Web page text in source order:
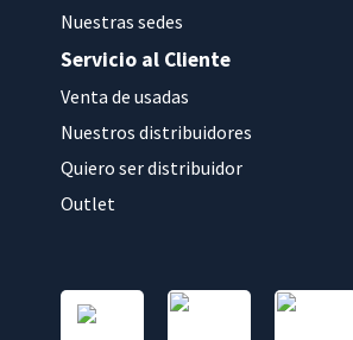
Nuestras sedes
Servicio al Cliente
Venta de usadas
Nuestros distribuidores
Quiero ser distribuidor
Outlet